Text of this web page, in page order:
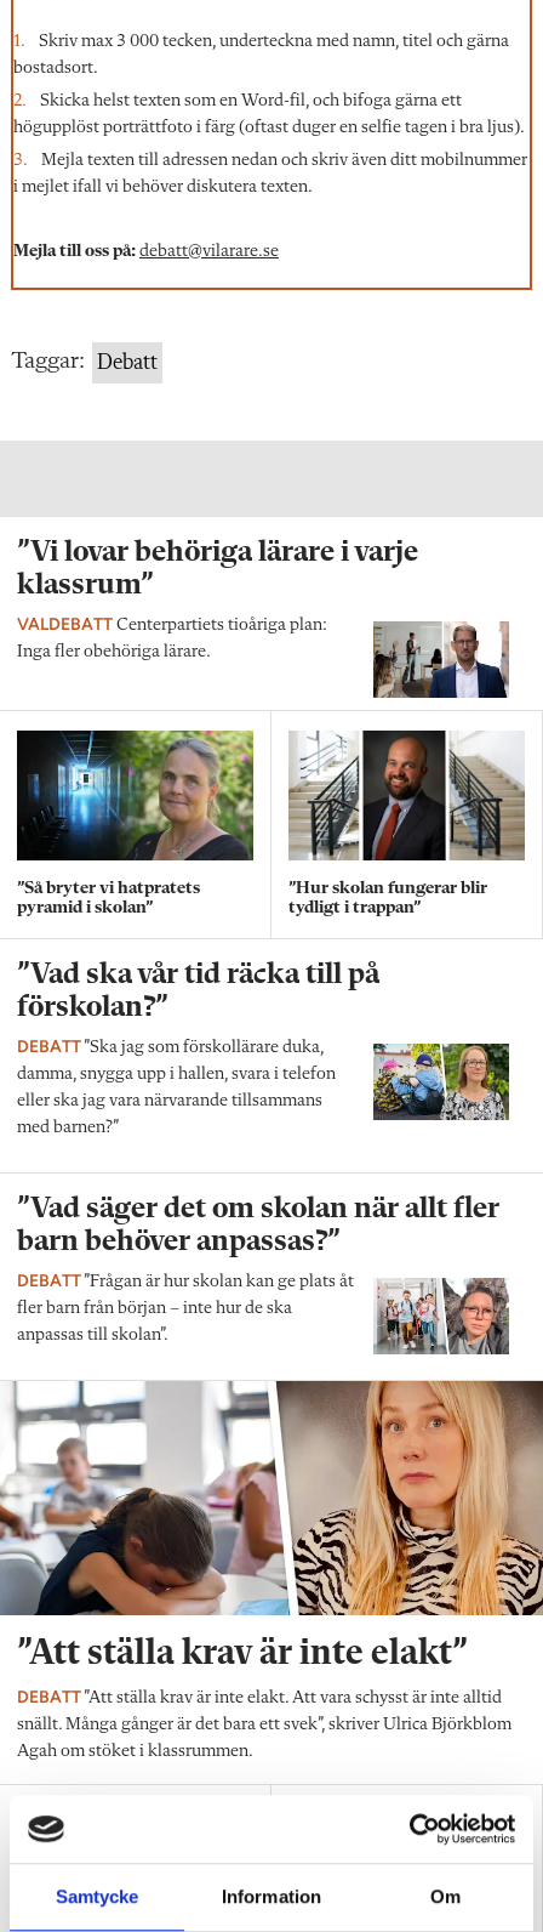
Samtycke Information Om
Skriv max 3 000 tecken, underteckna med namn, titel och gärna
bostadsort.
Skicka helst texten som en Word-fil, och bifoga gärna ett
högupplöst porträttfoto i färg (oftast duger en selfie tagen i bra ljus).
Mejla texten till adressen nedan och skriv även ditt mobilnummer
i mejlet ifall vi behöver diskutera texten.
Mejla till oss på: debatt@vilarare.se
Taggar: Debatt
”Vi lovar behöriga lärare i varje
klassrum”
VALDEBATT Centerpartiets tioåriga plan:
Inga fler obehöriga lärare.
”Så bryter vi hatpratets
pyramid i skolan”
”Hur skolan fungerar blir
tydligt i trappan”
”Vad ska vår tid räcka till på
förskolan?”
DEBATT”Ska jag som förskollärare duka,
damma, snygga upp i hallen, svara i telefon
eller ska jag vara närvarande tillsammans
med barnen?”
”Vad säger det om skolan när allt fler
barn behöver anpassas?”
DEBATT”Frågan är hur skolan kan ge plats åt
fler barn från början – inte hur de ska
anpassas till skolan”.
”Att ställa krav är inte elakt”
DEBATT”Att ställa krav är inte elakt. Att vara schysst är inte alltid
snällt. Många gånger är det bara ett svek”, skriver Ulrica Björkblom
Agah om stöket i klassrummen.